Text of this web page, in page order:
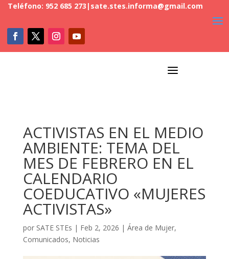
Teléfono: 952 685 273 | sate.stes.informa@gmail.com
a
ACTIVISTAS EN EL MEDIO
AMBIENTE: TEMA DEL
MES DE FEBRERO EN EL
CALENDARIO
COEDUCATIVO «MUJERES
ACTIVISTAS»
por SATE STEs | Feb 2, 2026 | Área de Mujer,
Comunicados, Noticias